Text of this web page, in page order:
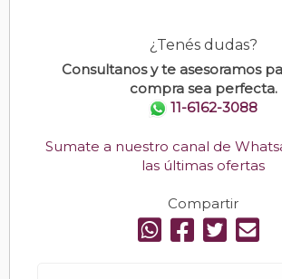
¿Tenés dudas?
Consultanos y te asesoramos
compra sea perfecta.
11-6162-3088
Sumate a nuestro canal de
las últimas ofertas
Compartir